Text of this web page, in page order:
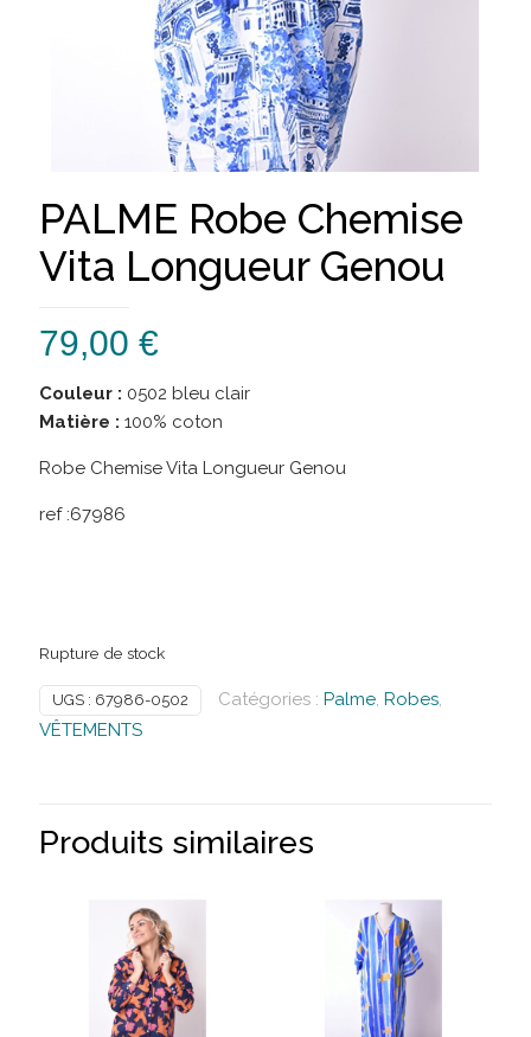
PALME Robe Chemise
Vita Longueur Genou
79,00 €
Couleur : 0502 bleu clair
Matière : 100% coton
Robe Chemise Vita Longueur Genou
ref :67986
Rupture de stock
UGS : 67986-0502 Catégories : Palme, Robes,
VÊTEMENTS
Produits similaires